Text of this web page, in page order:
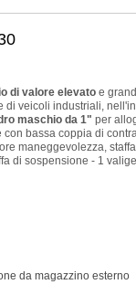
di valore elevato e
veicoli industriali,
maschio da 1" per
bassa coppia di
maneggevolezza,
di sospensione - 1
da magazzino esterno